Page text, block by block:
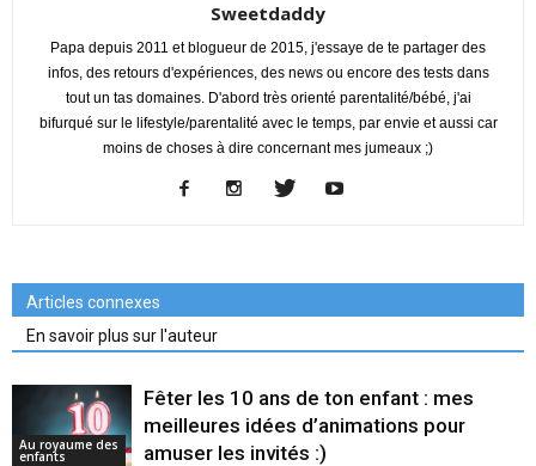
Sweetdaddy
Papa depuis 2011 et blogueur de 2015, j'essaye de te partager des
infos, des retours d'expériences, des news ou encore des tests dans
tout un tas domaines. D'abord très orienté parentalité/bébé, j'ai
bifurqué sur le lifestyle/parentalité avec le temps, par envie et aussi car
moins de choses à dire concernant mes jumeaux ;)
Articles connexes
En savoir plus sur l'auteur
Au royaume des
enfants
Fêter les 10 ans de ton enfant : mes
meilleures idées d’animations pour
amuser les invités :)